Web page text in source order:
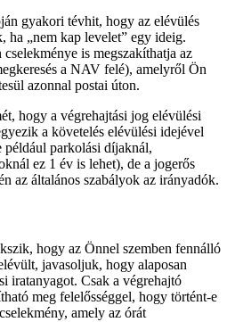
gyakori tévhit, hogy az elévülés
ha „nem kap levelet” egy ideig.
is megszakíthatja az
a NAV felé), amelyről Ön
azonnal postai úton.
hogy a végrehajtási jog elévülési
a követelés elévülési idejével
például parkolási díjaknál,
ez 1 év is lehet), de a jogerős
az általános szabályok az irányadók.
hogy az Önnel szemben fennálló
javasoljuk, hogy alaposan
iratanyagot. Csak a végrehajtó
meg felelősséggel, hogy történt-e
amely az órát